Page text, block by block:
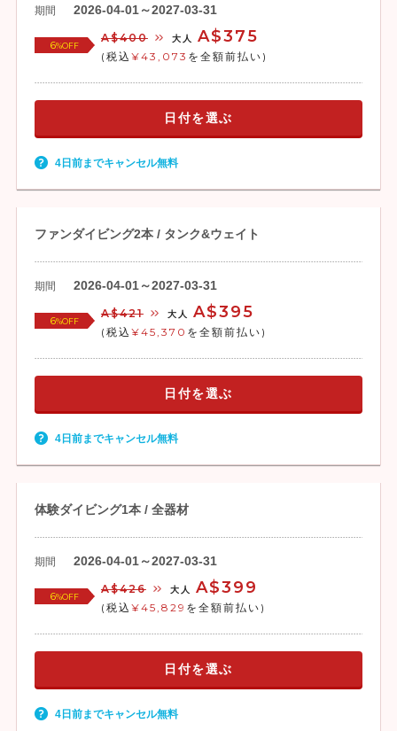
期間 2026-04-01～2027-03-31
6%OFF
A$400 大人 A$375
(税込 ¥43,073 を全額前払い)
日付を選ぶ
4日前までキャンセル無料
ファンダイビング2本 / タンク&ウェイト
期間 2026-04-01～2027-03-31
6%OFF
A$421 大人 A$395
(税込 ¥45,370 を全額前払い)
日付を選ぶ
4日前までキャンセル無料
体験ダイビング1本 / 全器材
期間 2026-04-01～2027-03-31
6%OFF
A$426 大人 A$399
(税込 ¥45,829 を全額前払い)
日付を選ぶ
4日前までキャンセル無料